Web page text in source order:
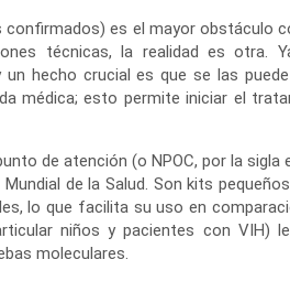
es el mayor obstáculo
técnicas, la realidad es otra.
hecho crucial es que se las
médica; esto permite iniciar el
de atención (o NPOC, por la sigla
de la Salud. Son kits
lo que facilita su uso en
niños y pacientes con VIH)
moleculares.